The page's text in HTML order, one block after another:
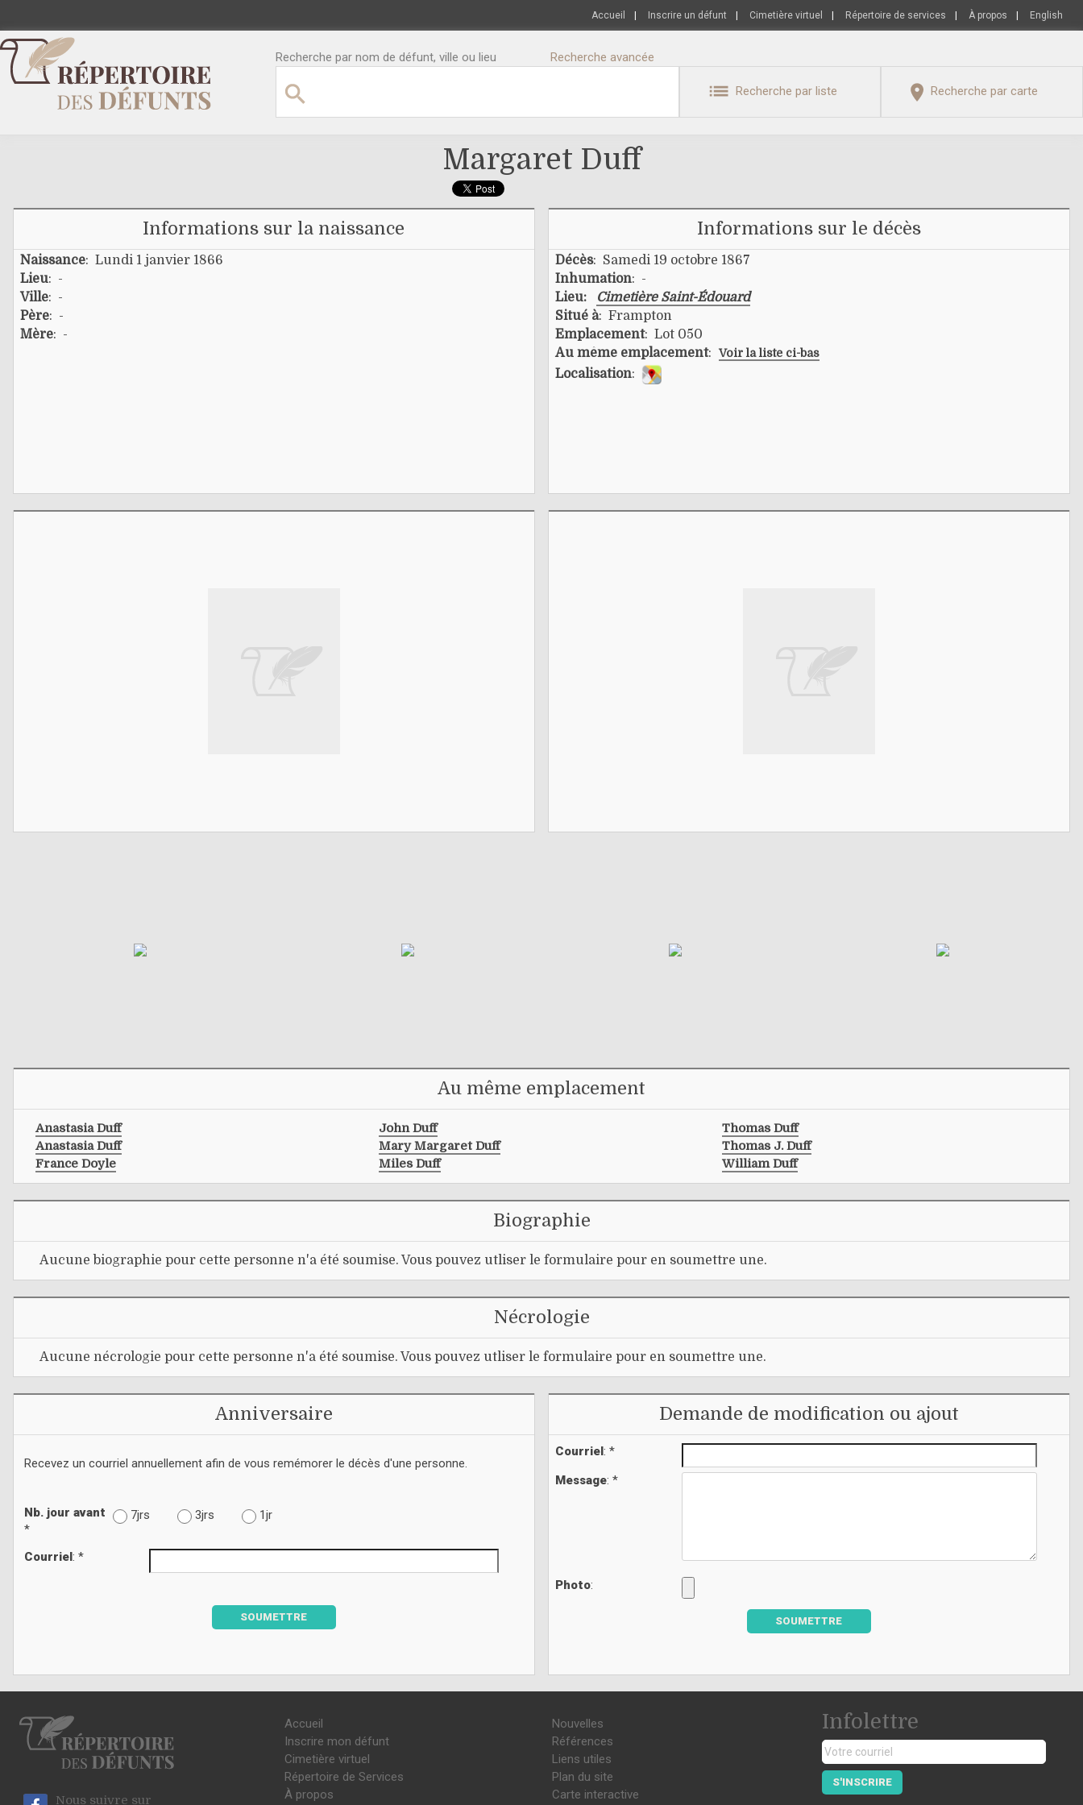
Accueil Inscrire un défunt Cimetière virtuel Répertoire de services À propos English
Recherche par nom de défunt, ville ou lieu Recherche avancée
Recherche par liste Recherche par carte
Margaret Duff
Informations sur la naissance
Naissance: Lundi 1 janvier 1866
Lieu: -
Ville: -
Père: -
Mère: -
Informations sur le décès
Décès: Samedi 19 octobre 1867
Inhumation: -
Lieu:
Cimetière Saint-Édouard
Situé à: Frampton
Emplacement: Lot 050
Au même emplacement: Voir la liste ci-bas
Localisation:
Au même emplacement
Anastasia Duff
Anastasia Duff
France Doyle
John Duff
Mary Margaret Duff
Miles Duff
Thomas Duff
Thomas J. Duff
William Duff
Biographie
Aucune biographie pour cette personne n'a été soumise. Vous pouvez utliser le formulaire pour en soumettre une.
Nécrologie
Aucune nécrologie pour cette personne n'a été soumise. Vous pouvez utliser le formulaire pour en soumettre une.
Anniversaire
Recevez un courriel annuellement afin de vous remémorer le décès d'une personne.
Nb. jour avant
*
7jrs 3jrs 1jr
Courriel: *
SOUMETTRE
Demande de modification ou ajout
Courriel: *
Message: *
Photo:
SOUMETTRE
Nous suivre sur
Accueil
Inscrire mon défunt
Cimetière virtuel
Répertoire de Services
À propos
Nouvelles
Références
Liens utiles
Plan du site
Carte interactive
Infolettre
S'INSCRIRE